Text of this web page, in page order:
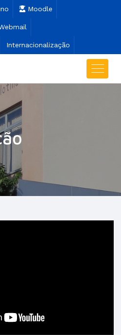
Moodle
Internacionalização